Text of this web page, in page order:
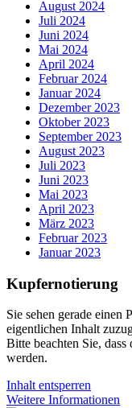
August 2024
Juli 2024
Juni 2024
Mai 2024
April 2024
Februar 2024
Januar 2024
Dezember 2023
Oktober 2023
September 2023
August 2023
Juli 2023
Juni 2023
Mai 2023
April 2023
März 2023
Februar 2023
Januar 2023
Kupfernotierung
Sie sehen gerade einen
eigentlichen Inhalt
Bitte beachten Sie,
werden.
Inhalt entsperren
Weitere Informationen